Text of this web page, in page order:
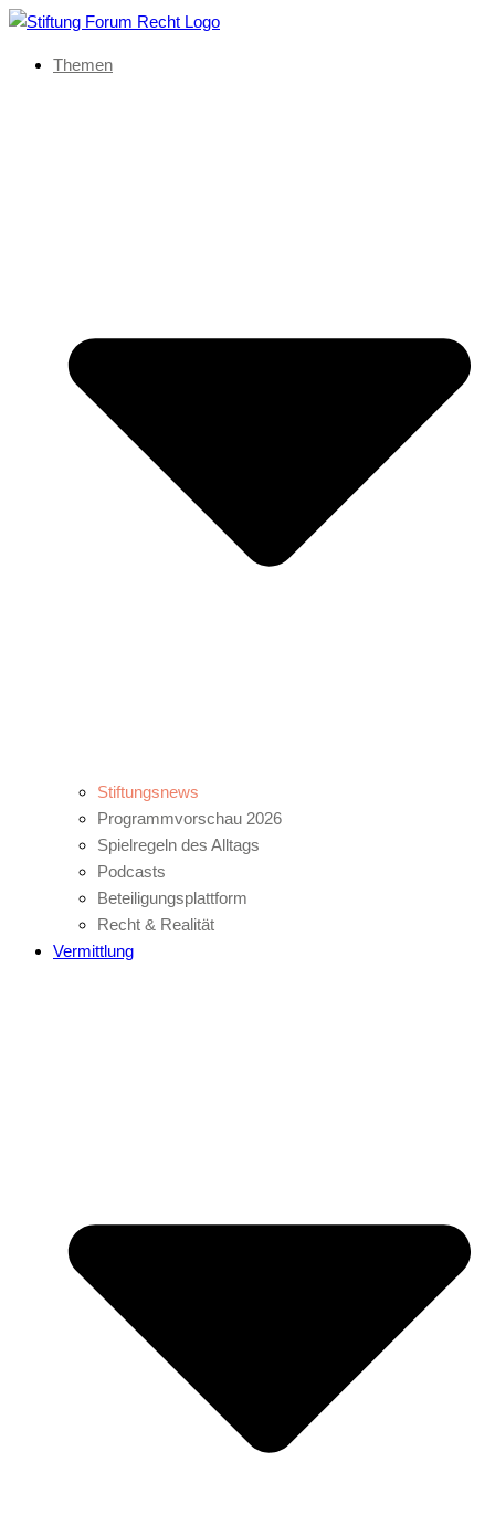
Themen
Stiftungsnews
Programmvorschau 2026
Spielregeln des Alltags
Podcasts
Beteiligungsplattform
Recht & Realität
Vermittlung